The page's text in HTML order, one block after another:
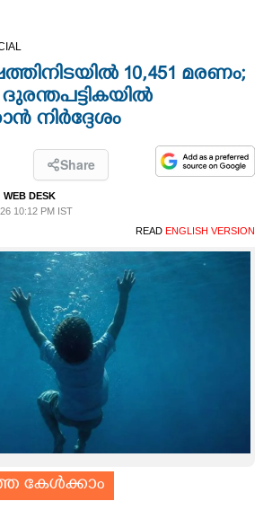
10,451 മരണം;
നിർദ്ദേശം
Share
WEB DESK
10:12 PM IST
READ ENGLISH VERSION
കേൾക്കാം